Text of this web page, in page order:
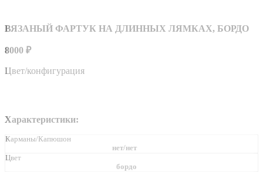
ВЯЗАНЫЙ ФАРТУК НА ДЛИННЫХ ЛЯМКАХ, БОРДО
8000 ₽
Цвет/конфигурация
Характеристики:
Карманы/Капюшон
нет/нет
Цвет
бордо